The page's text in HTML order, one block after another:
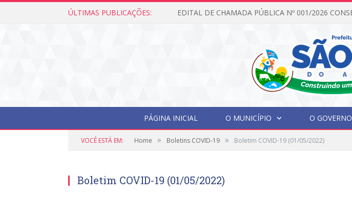
ÚLTIMAS PUBLICAÇÕES:
PÁGINA INICIAL O MUNICÍPIO O GOVERNO
VOCÊ ESTÁ EM: Home » Boletins COVID-19 » Boletim COVID-19 (01/05/2022)
Boletim COVID-19 (01/05/2022)